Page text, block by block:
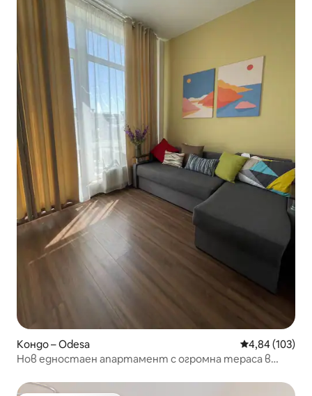
Кондо – Odesa Средна
4,84 (103)
Нов едностаен апартамент с огромна тераса в